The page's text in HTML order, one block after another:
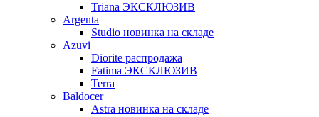
Triana ЭКСКЛЮЗИВ
Argenta
Studio новинка на складе
Azuvi
Diorite распродажа
Fatima ЭКСКЛЮЗИВ
Terra
Baldoсer
Astra новинка на складе